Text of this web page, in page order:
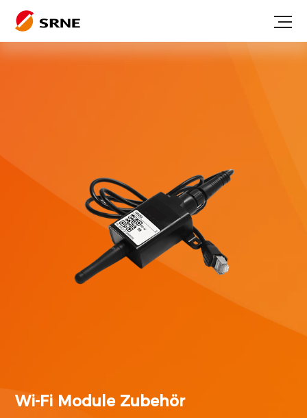
Wi-Fi Module Zubehör